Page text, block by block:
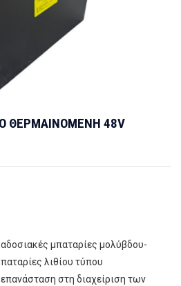
ΘΕΡΜΑΙΝΟΜΕΝΗ 48V
μπαταρίες μολύβδου-
λιθίου τύπου
επανάσταση στη διαχείριση των